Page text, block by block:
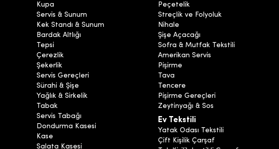
Kupa
Servis & Sunum
Kek Standı & Sunum
Bardak Altlığı
Tepsi
Çerezlik
Şekerlik
Servis Gereçleri
Sürahi & Şişe
Yağlık & Sirkelik
Tabak
Servis Tabağı
Dondurma Kasesi
Kase
Salata Kasesi
Peçetelik
Streçlik ve Folyoluk
Nihale
Şişe Açacağı
Sofra & Mutfak Tekstili
Amerikan Servis
Pişirme
Tava
Tencere
Pişirme Gereçleri
Zeytinyağı & Sos
Ev Tekstili
Yatak Odası Tekstili
Çift Kişilik Çarşaf